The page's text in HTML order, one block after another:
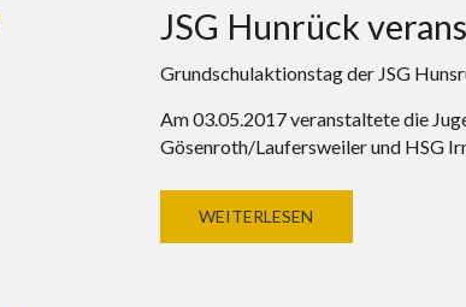
JSG Hunrück
Grundschulaktionstag der JSG
Am 03.05.2017 veranstaltete die
Gösenroth/Laufersweiler und HSG
WEITERLESEN